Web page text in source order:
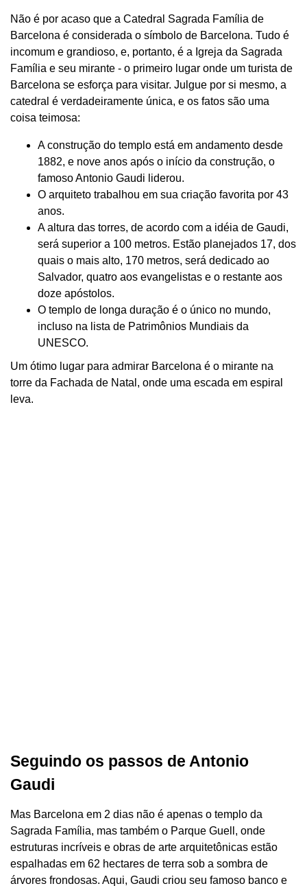
Não é por acaso que a Catedral Sagrada Família de
Barcelona é considerada o símbolo de Barcelona. Tudo é
incomum e grandioso, e, portanto, é a Igreja da Sagrada
Família e seu mirante - o primeiro lugar onde um turista de
Barcelona se esforça para visitar. Julgue por si mesmo, a
catedral é verdadeiramente única, e os fatos são uma
coisa teimosa:
A construção do templo está em andamento desde
1882, e nove anos após o início da construção, o
famoso Antonio Gaudi liderou.
O arquiteto trabalhou em sua criação favorita por 43
anos.
A altura das torres, de acordo com a idéia de Gaudi,
será superior a 100 metros. Estão planejados 17, dos
quais o mais alto, 170 metros, será dedicado ao
Salvador, quatro aos evangelistas e o restante aos
doze apóstolos.
O templo de longa duração é o único no mundo,
incluso na lista de Patrimônios Mundiais da
UNESCO.
Um ótimo lugar para admirar Barcelona é o mirante na
torre da Fachada de Natal, onde uma escada em espiral
leva.
Seguindo os passos de Antonio
Gaudi
Mas Barcelona em 2 dias não é apenas o templo da
Sagrada Família, mas também o Parque Guell, onde
estruturas incríveis e obras de arte arquitetônicas estão
espalhadas em 62 hectares de terra sob a sombra de
árvores frondosas. Aqui, Gaudi criou seu famoso banco e